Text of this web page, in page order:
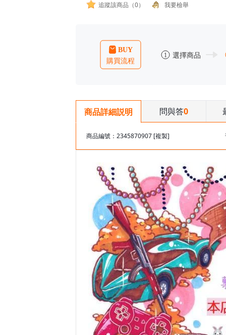
追蹤該商品（0）
我要檢舉
商品詳細説明 問與答0
商品編號：2345870907 [複製]